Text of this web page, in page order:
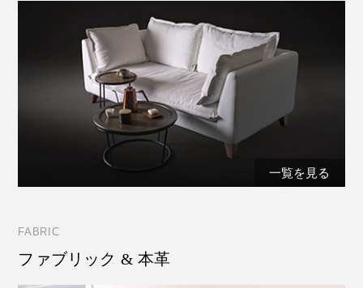
一覧を見る
FABRIC
ファブリック & 本革